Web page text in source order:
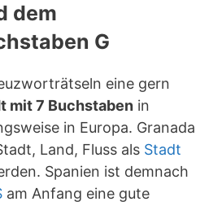
dem
G
eine gern
mit 7 Buchstaben in
in Europa. Granada
Land, Fluss als Stadt
Spanien ist demnach
am Anfang eine gute